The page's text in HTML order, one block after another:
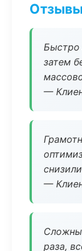
Быстро
затем
—
—
раза,